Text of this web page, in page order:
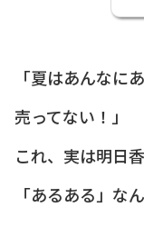
「夏はあんなに
売ってない！」
これ、実は明日
「あるある」なん